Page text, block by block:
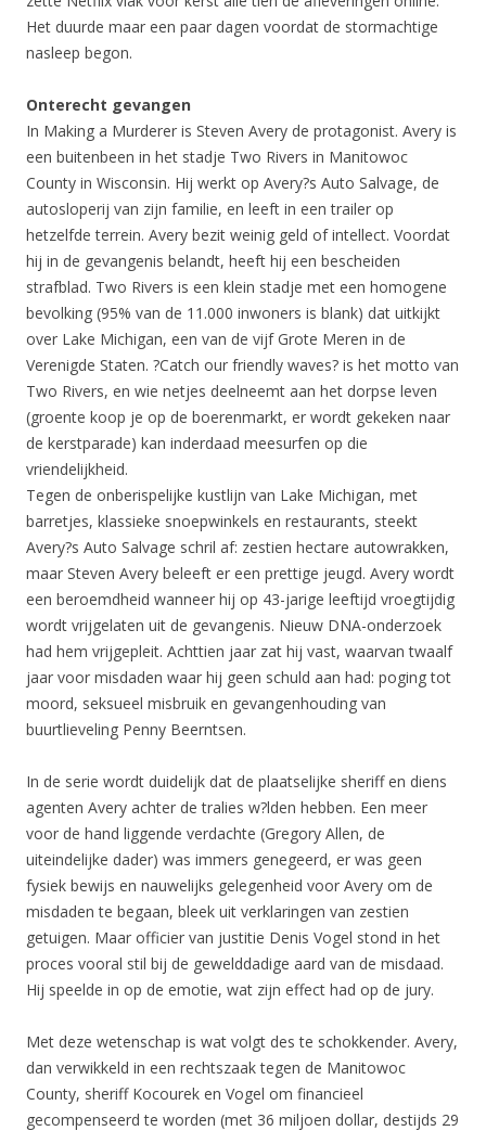
Het duurde maar een paar dagen voordat de stormachtige
nasleep begon.
Onterecht gevangen
In Making a Murderer is Steven Avery de protagonist. Avery is
een buitenbeen in het stadje Two Rivers in Manitowoc
County in Wisconsin. Hij werkt op Avery?s Auto Salvage, de
autosloperij van zijn familie, en leeft in een trailer op
hetzelfde terrein. Avery bezit weinig geld of intellect. Voordat
hij in de gevangenis belandt, heeft hij een bescheiden
strafblad. Two Rivers is een klein stadje met een homogene
bevolking (95% van de 11.000 inwoners is blank) dat uitkijkt
over Lake Michigan, een van de vijf Grote Meren in de
Verenigde Staten. ?Catch our friendly waves? is het motto van
Two Rivers, en wie netjes deelneemt aan het dorpse leven
(groente koop je op de boerenmarkt, er wordt gekeken naar
de kerstparade) kan inderdaad meesurfen op die
vriendelijkheid.
Tegen de onberispelijke kustlijn van Lake Michigan, met
barretjes, klassieke snoepwinkels en restaurants, steekt
Avery?s Auto Salvage schril af: zestien hectare autowrakken,
maar Steven Avery beleeft er een prettige jeugd. Avery wordt
een beroemdheid wanneer hij op 43-jarige leeftijd vroegtijdig
wordt vrijgelaten uit de gevangenis. Nieuw DNA-onderzoek
had hem vrijgepleit. Achttien jaar zat hij vast, waarvan twaalf
jaar voor misdaden waar hij geen schuld aan had: poging tot
moord, seksueel misbruik en gevangenhouding van
buurtlieveling Penny Beerntsen.
In de serie wordt duidelijk dat de plaatselijke sheriff en diens
agenten Avery achter de tralies w?lden hebben. Een meer
voor de hand liggende verdachte (Gregory Allen, de
uiteindelijke dader) was immers genegeerd, er was geen
fysiek bewijs en nauwelijks gelegenheid voor Avery om de
misdaden te begaan, bleek uit verklaringen van zestien
getuigen. Maar officier van justitie Denis Vogel stond in het
proces vooral stil bij de gewelddadige aard van de misdaad.
Hij speelde in op de emotie, wat zijn effect had op de jury.
Met deze wetenschap is wat volgt des te schokkender. Avery,
dan verwikkeld in een rechtszaak tegen de Manitowoc
County, sheriff Kocourek en Vogel om financieel
gecompenseerd te worden (met 36 miljoen dollar, destijds 29